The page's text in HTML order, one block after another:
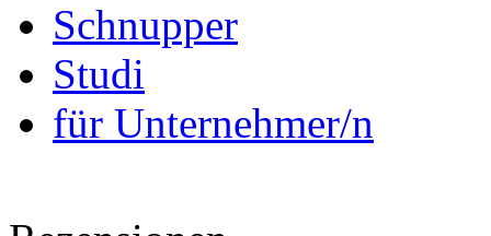
Schnupper
Studi
für Unternehmer/n